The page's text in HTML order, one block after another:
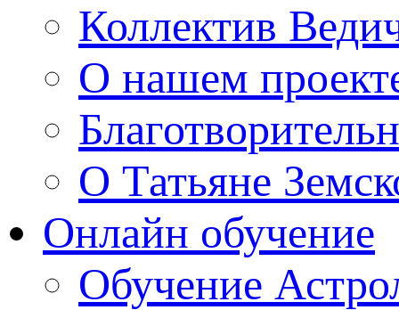
Коллектив
О нашем
О Татьяне
Онлайн обучение
Обучение